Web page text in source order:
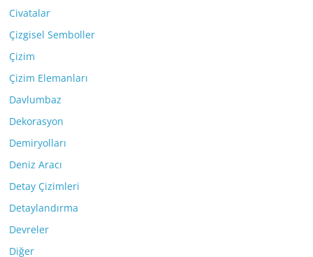
Civatalar
Çizgisel Semboller
Çizim
Çizim Elemanları
Davlumbaz
Dekorasyon
Demiryolları
Deniz Aracı
Detay Çizimleri
Detaylandırma
Devreler
Diğer